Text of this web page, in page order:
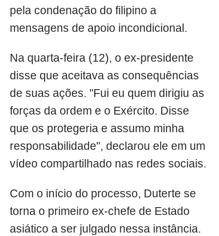
pela condenação do filipino a
mensagens de apoio incondicional.
Na quarta-feira (12), o ex-presidente
disse que aceitava as consequências
de suas ações. "Fui eu quem dirigiu as
forças da ordem e o Exército. Disse
que os protegeria e assumo minha
responsabilidade", declarou ele em um
vídeo compartilhado nas redes sociais.
Com o início do processo, Duterte se
torna o primeiro ex-chefe de Estado
asiático a ser julgado nessa instância.